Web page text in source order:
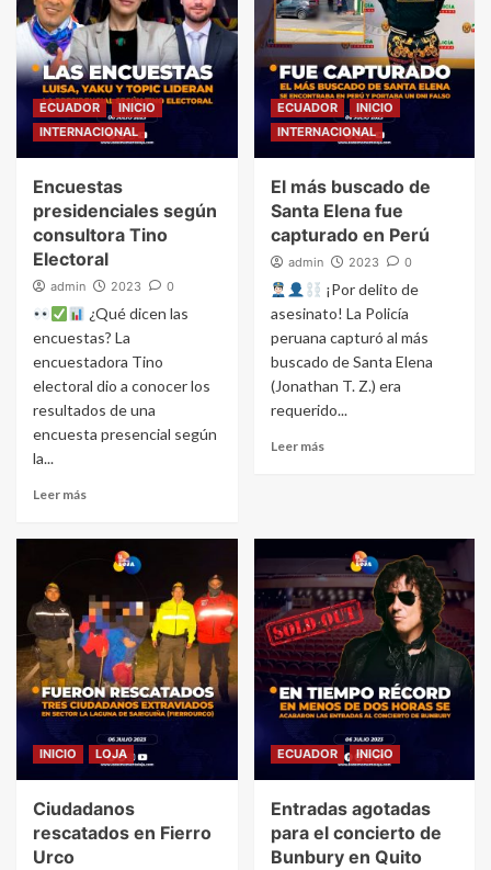
ECUADOR
INICIO
INTERNACIONAL
Encuestas
presidenciales según
consultora Tino
Electoral
admin 2023 0
¿Qué dicen las
encuestas? La
encuestadora Tino
electoral dio a conocer los
resultados de una
encuesta presencial según
la...
Leer más
ECUADOR
INICIO
INTERNACIONAL
El más buscado de
Santa Elena fue
capturado en Perú
admin 2023 0
¡Por delito de
asesinato! La Policía
peruana capturó al más
buscado de Santa Elena
(Jonathan T. Z.) era
requerido...
Leer más
INICIO LOJA
Ciudadanos
rescatados en Fierro
Urco
ECUADOR INICIO
Entradas agotadas
para el concierto de
Bunbury en Quito